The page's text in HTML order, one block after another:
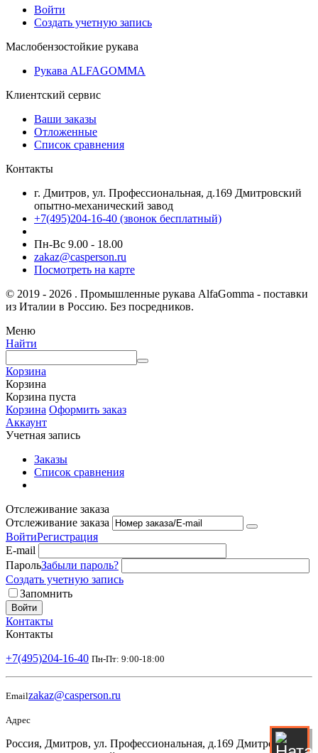
Войти
Создать учетную запись
Маслобензостойкие рукава
Рукава ALFAGOMMA
Клиентский сервис
Ваши заказы
Отложенные
Список сравнения
Контакты
г. Дмитров, ул. Профессиональная, д.169 Дмитровский
опытно-механический завод
+7(495)204-16-40 (звонок бесплатный)
Пн-Вс 9.00 - 18.00
zakaz@casperson.ru
Посмотреть на карте
© 2019 - 2026 . Промышленные рукава AlfaGomma - поставки
из Италии в Россию. Без посредников.
Меню
Найти
Корзина
Корзина
Корзина пуста
Корзина Оформить заказ
Аккаунт
Учетная запись
Заказы
Список сравнения
Отслеживание заказа
Отслеживание заказа
ВойтиРегистрация
E-mail
ПарольЗабыли пароль?
Создать учетную запись
Запомнить
Войти
Контакты
Контакты
+7(495)204-16-40 Пн-Пт: 9:00-18:00
Emailzakaz@casperson.ru
Адрес
Россия, Дмитров, ул. Профессиональная, д.169 Дмитровский